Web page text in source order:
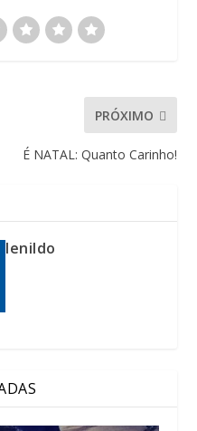
PRÓXIMO
É NATAL: Quanto Carinho!
lenildo